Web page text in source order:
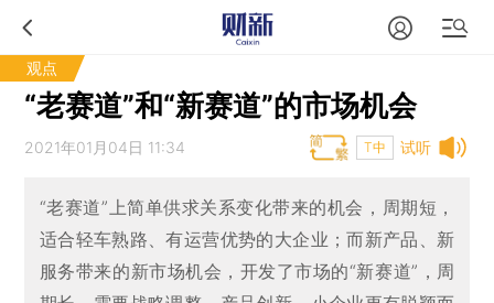
观点
“老赛道”和“新赛道”的市场机会
试听
2021年01月04日 11:34 T中
“老赛道”上简单供求关系变化带来的机会，周期短，
适合轻车熟路、有运营优势的大企业；而新产品、新
服务带来的新市场机会，开发了市场的“新赛道”，周